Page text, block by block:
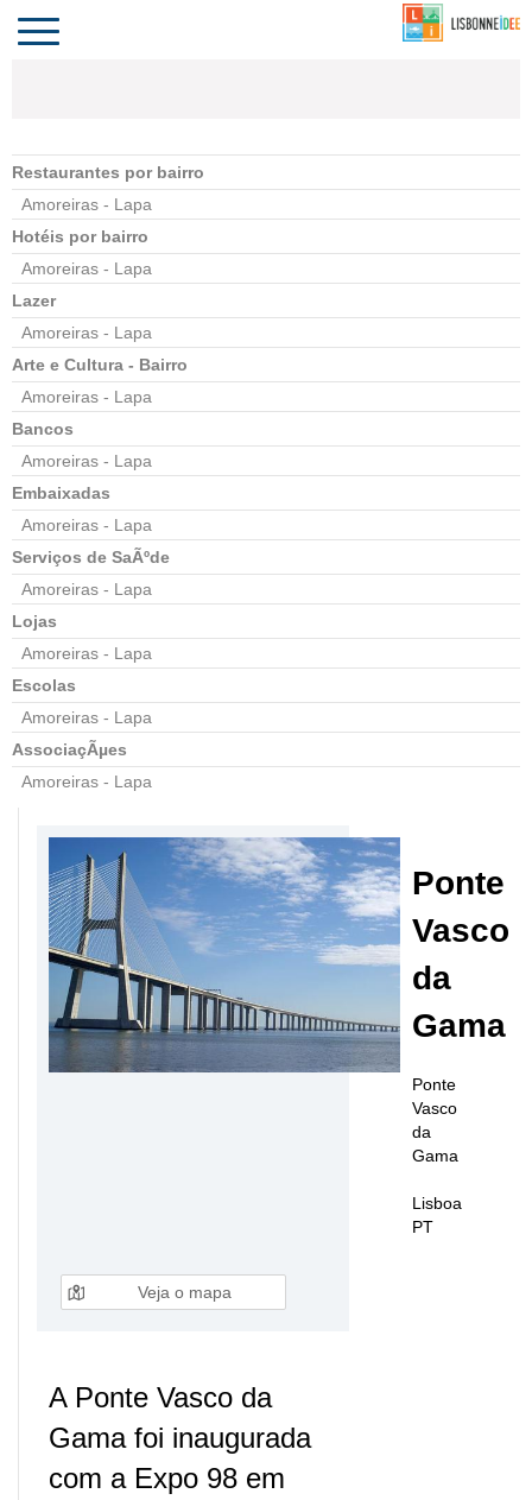
PORTUGAL
Toggle
navigation
Restaurantes por bairro
Amoreiras - Lapa
Hotéis por bairro
Amoreiras - Lapa
Lazer
Amoreiras - Lapa
Arte e Cultura - Bairro
Amoreiras - Lapa
Bancos
Amoreiras - Lapa
Embaixadas
Amoreiras - Lapa
Serviços de SaÃºde
Amoreiras - Lapa
Lojas
Amoreiras - Lapa
Escolas
Amoreiras - Lapa
AssociaçÃµes
Amoreiras - Lapa
Ponte
Vasco
da
Gama
Ponte
Vasco
da
Gama
Lisboa
PT
Veja o mapa
A Ponte Vasco da
Gama foi inaugurada
com a Expo 98 em